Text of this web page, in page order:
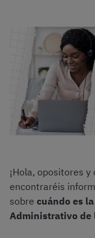
¡Hola, opositores
encontraréis
sobre cuándo es
Administrativo de